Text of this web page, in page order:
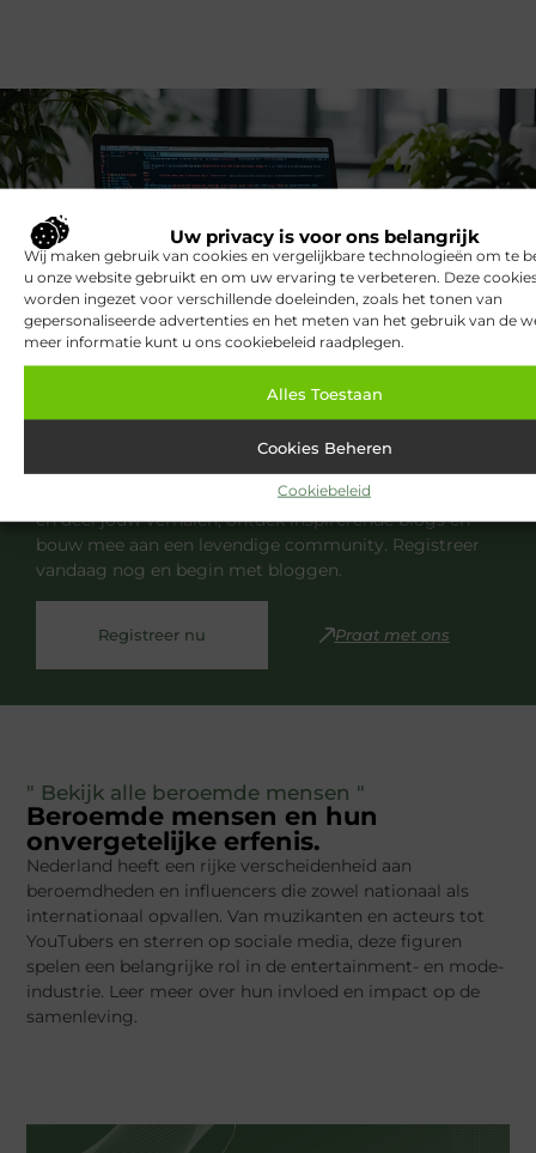
Uw privacy is voor ons belangrijk
Wij maken gebruik van cookies en vergelijkbare technologieën om te
u onze website gebruikt en om uw ervaring te verbeteren. Deze
worden ingezet voor verschillende doeleinden, zoals het tonen van
gepersonaliseerde advertenties en het meten van het gebruik van de
meer informatie kunt u ons cookiebeleid raadplegen.
Alles Toestaan
Cookies Beheren
Cookiebeleid
Registreer nu en word deel van ons
platform!
Ben jij een gepassioneerde schrijver of een
nieuwsgierige lezer? Sluit je aan bij ons blogplatform
en deel jouw verhalen, ontdek inspirerende blogs en
bouw mee aan een levendige community. Registreer
vandaag nog en begin met bloggen.
Registreer nu Praat met ons
" Bekijk alle beroemde mensen "
Beroemde mensen en hun
onvergetelijke erfenis.
Nederland heeft een rijke verscheidenheid aan
beroemdheden en influencers die zowel nationaal als
internationaal opvallen. Van muzikanten en acteurs tot
YouTubers en sterren op sociale media, deze figuren
spelen een belangrijke rol in de entertainment- en mode-
industrie. Leer meer over hun invloed en impact op de
samenleving.